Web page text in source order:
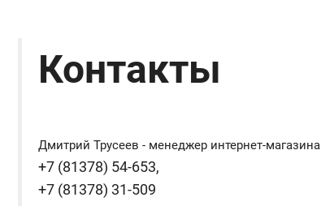
Контакты
Дмитрий Трусеев - менеджер интернет-магазина
+7 (81378) 54-653,
+7 (81378) 31-509